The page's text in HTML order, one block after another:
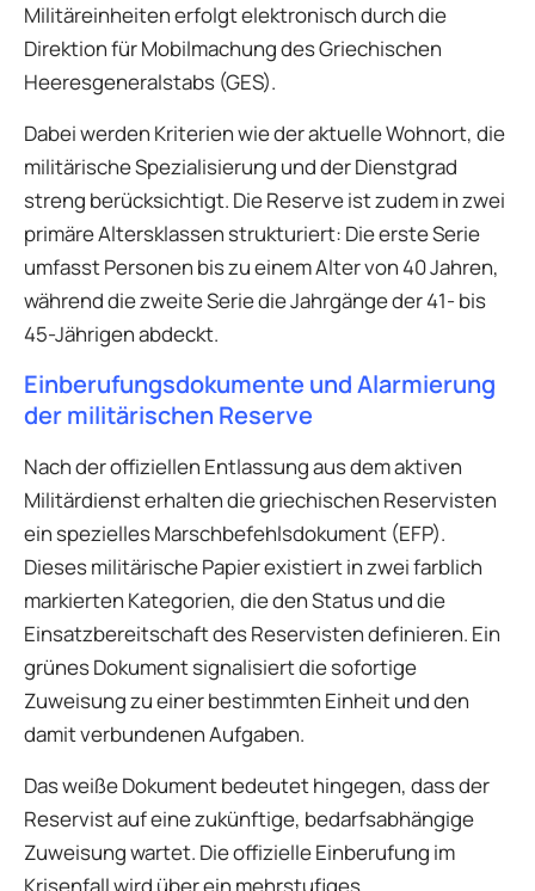
Militäreinheiten erfolgt elektronisch durch die
Direktion für Mobilmachung des Griechischen
Heeresgeneralstabs (GES).
Dabei werden Kriterien wie der aktuelle Wohnort, die
militärische Spezialisierung und der Dienstgrad
streng berücksichtigt. Die Reserve ist zudem in zwei
primäre Altersklassen strukturiert: Die erste Serie
umfasst Personen bis zu einem Alter von 40 Jahren,
während die zweite Serie die Jahrgänge der 41- bis
45-Jährigen abdeckt.
Einberufungsdokumente und Alarmierung
der militärischen Reserve
Nach der offiziellen Entlassung aus dem aktiven
Militärdienst erhalten die griechischen Reservisten
ein spezielles Marschbefehlsdokument (EFP).
Dieses militärische Papier existiert in zwei farblich
markierten Kategorien, die den Status und die
Einsatzbereitschaft des Reservisten definieren. Ein
grünes Dokument signalisiert die sofortige
Zuweisung zu einer bestimmten Einheit und den
damit verbundenen Aufgaben.
Das weiße Dokument bedeutet hingegen, dass der
Reservist auf eine zukünftige, bedarfsabhängige
Zuweisung wartet. Die offizielle Einberufung im
Krisenfall wird über ein mehrstufiges